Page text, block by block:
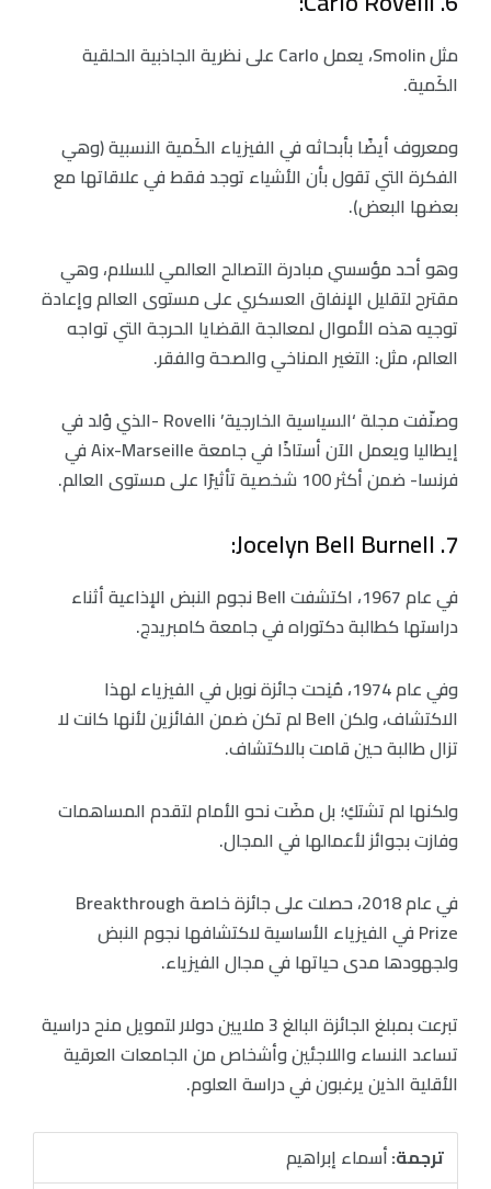
مثل Smolin، يعمل Carlo على نظرية الجاذبية الحلقية
الكَمية.
ومعروف أيضًا بأبحاثه في الفيزياء الكَمية النسبية (وهي
الفكرة التي تقول بأن الأشياء توجد فقط في علاقاتها مع
بعضها البعض).
وهو أحد مؤسسي مبادرة التصالح العالمي للسلام، وهي
مقترح لتقليل الإنفاق العسكري على مستوى العالم وإعادة
توجيه هذه الأموال لمعالجة القضايا الحرجة التي تواجه
العالم، مثل: التغير المناخي والصحة والفقر.
وصنّفت مجلة ‘السياسية الخارجية’ Rovelli -الذي وُلد في
إيطاليا ويعمل الآن أستاذًا في جامعة Aix-Marseille في
فرنسا- ضمن أكثر 100 شخصية تأثيرًا على مستوى العالم.
7. Jocelyn Bell Burnell:
في عام 1967، اكتشفت Bell نجوم النبض الإذاعية أثناء
دراستها كطالبة دكتوراه في جامعة كامبريدج.
وفي عام 1974، مُنِحت جائزة نوبل في الفيزياء لهذا
الاكتشاف، ولكن Bell لم تكن ضمن الفائزين لأنها كانت لا
تزال طالبة حين قامت بالاكتشاف.
ولكنها لم تشتكِ؛ بل مضَت نحو الأمام لتقدم المساهمات
وفازت بجوائز لأعمالها في المجال.
في عام 2018، حصلت على جائزة خاصة Breakthrough
Prize في الفيزياء الأساسية لاكتشافها نجوم النبض
ولجهودها مدى حياتها في مجال الفيزياء.
تبرعت بمبلغ الجائزة البالغ 3 ملايين دولار لتمويل منح دراسية
تساعد النساء واللاجئين وأشخاص من الجامعات العرقية
الأقلية الذين يرغبون في دراسة العلوم.
ترجمة:أسماء إبراهيم